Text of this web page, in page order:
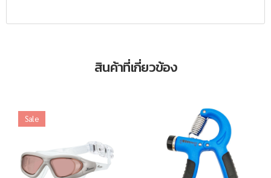
สินค้าที่เกี่ยวข้อง
Sale